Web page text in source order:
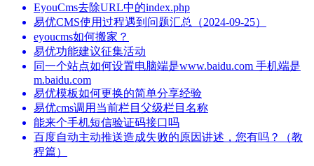
EyouCms去除URL中的index.php
易优CMS使用过程遇到问题汇总（2024-09-25）
eyoucms如何搬家？
易优功能建议征集活动
同一个站点如何设置电脑端是www.baidu.com 手机端是
m.baidu.com
易优模板如何更换的简单分享经验
易优cms调用当前栏目父级栏目名称
能来个手机短信验证码接口吗
百度自动主动推送造成失败的原因讲述，您有吗？（教
程篇）